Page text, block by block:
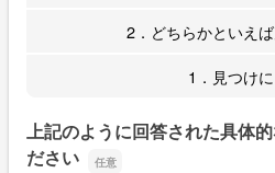
2．どちらかといえ
1．見つけ
上記のように回答された具体
ださい